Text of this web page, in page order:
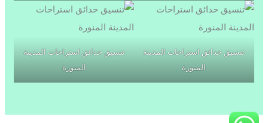
تنسيق حدائق استراحات المدينة
المنورة
تنسيق حدائق استراحات المدينة
المنورة